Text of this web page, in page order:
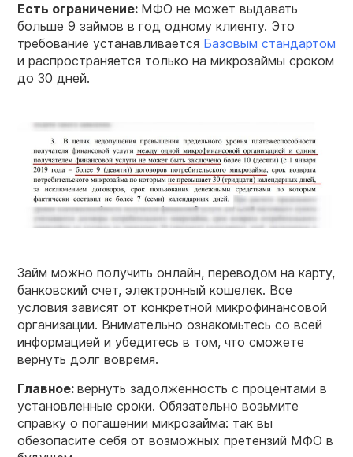
Есть ограничение: МФО не может выдавать
больше 9 займов в год одному клиенту. Это
требование устанавливается Базовым стандартом
и распространяется только на микрозаймы сроком
до 30 дней.
Займ можно получить онлайн, переводом на карту,
банковский счет, электронный кошелек. Все
условия зависят от конкретной микрофинансовой
организации. Внимательно ознакомьтесь со всей
информацией и убедитесь в том, что сможете
вернуть долг вовремя.
Главное: вернуть задолженность с процентами в
установленные сроки. Обязательно возьмите
справку о погашении микрозайма: так вы
обезопасите себя от возможных претензий МФО в